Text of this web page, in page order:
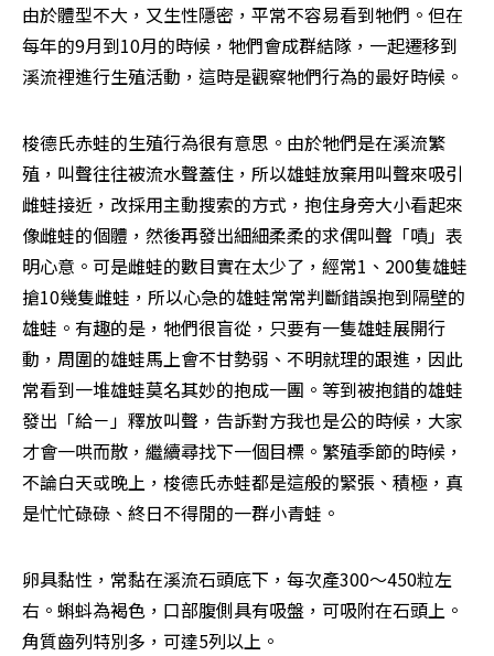
由於體型不大，又生性隱密，平常不容易看到牠們。但在
每年的9月到10月的時候，牠們會成群結隊，一起遷移到
溪流裡進行生殖活動，這時是觀察牠們行為的最好時候。
梭德氏赤蛙的生殖行為很有意思。由於牠們是在溪流繁
殖，叫聲往往被流水聲蓋住，所以雄蛙放棄用叫聲來吸引
雌蛙接近，改採用主動搜索的方式，抱住身旁大小看起來
像雌蛙的個體，然後再發出細細柔柔的求偶叫聲「嘖」表
明心意。可是雌蛙的數目實在太少了，經常1、200隻雄蛙
搶10幾隻雌蛙，所以心急的雄蛙常常判斷錯誤抱到隔壁的
雄蛙。有趣的是，牠們很盲從，只要有一隻雄蛙展開行
動，周圍的雄蛙馬上會不甘勢弱、不明就理的跟進，因此
常看到一堆雄蛙莫名其妙的抱成一團。等到被抱錯的雄蛙
發出「給－」釋放叫聲，告訴對方我也是公的時候，大家
才會一哄而散，繼續尋找下一個目標。繁殖季節的時候，
不論白天或晚上，梭德氏赤蛙都是這般的緊張、積極，真
是忙忙碌碌、終日不得閒的一群小青蛙。
卵具黏性，常黏在溪流石頭底下，每次產300～450粒左
右。蝌蚪為褐色，口部腹側具有吸盤，可吸附在石頭上。
角質齒列特別多，可達5列以上。